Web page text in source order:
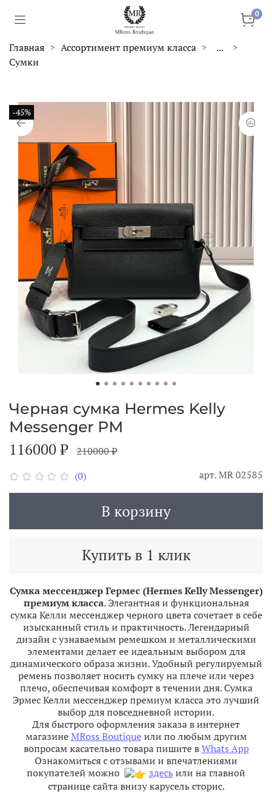
0
Главная Ассортимент премиум класса
...
Сумки
-45%
(0) арт.МR 02585
Черная сумка Hermes Kelly
Messenger PM
116000 ₽ 210000 ₽
В корзину
Купить в 1 клик
Сумка мессенджер Гермес (Hermes Kelly Messenger)
премиум класса. Элегантная и функциональная
сумка Келли мессенджер черного цвета сочетает в себе
изысканный стиль и практичность. Легендарный
дизайн с узнаваемым ремешком и металлическими
элементами делает ее идеальным выбором для
динамического образа жизни. Удобный регулируемый
ремень позволяет носить сумку на плече или через
плечо, обеспечивая комфорт в течении дня. Сумка
Эрмес Келли мессенджер премиум класса это лучший
выбор для повседневной истории.
Для быстрого оформления заказа в интернет
магазинеMRoss Boutiqueили по любым другим
вопросам касательно товара пишите вWhats App
Ознакомиться с отзывами и впечатлениями
покупателей можно
здесьили на главной
странице сайта внизу карусель сторис.